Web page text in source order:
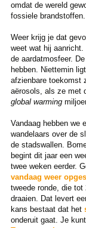
omdat de wereld
fossiele brandstoffen.
Weer krijg je dat
weet wat hij
de aardatmosfeer.
hebben. Niettemin
afzienbare toekomst
aërosols, als ze met
global warming
Vandaag hebben we
wandelaars over de
de stadswallen.
begint dit jaar een
twee weken eerder.
vandaag weer
tweede ronde, die
draaien. Dat levert
kans bestaat dat het
onderuit gaat. Je